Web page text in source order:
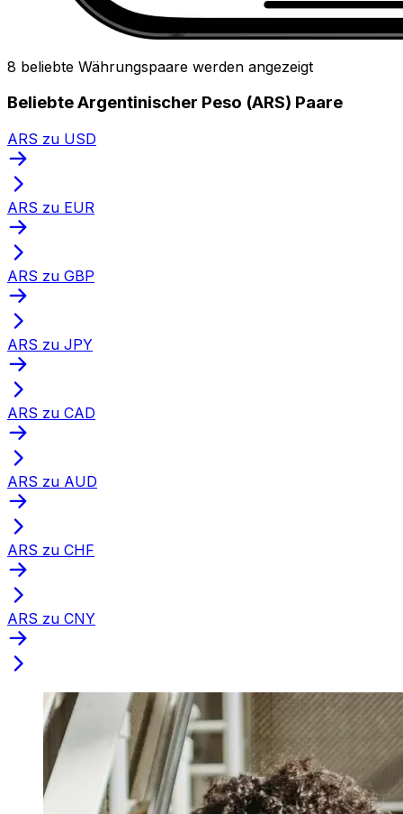
8 beliebte Währungspaare werden angezeigt
Beliebte Argentinischer Peso (ARS) Paare
ARS zu USD
ARS zu EUR
ARS zu GBP
ARS zu JPY
ARS zu CAD
ARS zu AUD
ARS zu CHF
ARS zu CNY